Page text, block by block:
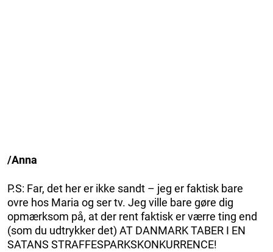
/Anna
P.S: Far, det her er ikke sandt – jeg er faktisk bare
ovre hos Maria og ser tv. Jeg ville bare gøre dig
opmærksom på, at der rent faktisk er værre ting end
(som du udtrykker det) AT DANMARK TABER I EN
SATANS STRAFFESPARKSKONKURRENCE!